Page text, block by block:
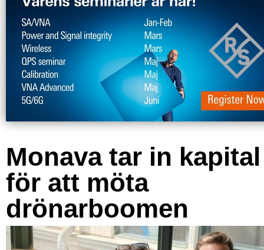
Monava tar in kapital
för att möta
drönarboomen